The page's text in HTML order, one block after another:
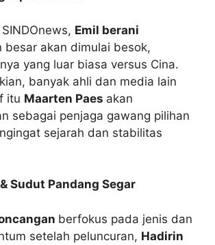
Emil berani
besar akan dimulai besok,
yang luar biasa versus Cina.
banyak ahli dan media lain
itu Maarten Paes akan
sebagai penjaga gawang pilihan
sejarah dan stabilitas
Sudut Pandang Segar
berfokus pada jenis dan
setelah peluncuran, Hadirin